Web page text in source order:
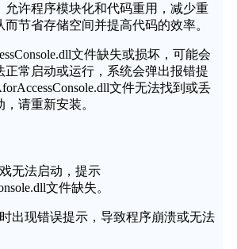
允许程序模块化和代码重用，减少重
节省存储空间并提高代码的效率。
文件缺失或损坏，可能会
正常启动或运行，系统会弹出报错提
文件无法找到或丢
请重新安装。
无法启动，提示
文件缺失。
出现错误提示，导致程序崩溃或无法